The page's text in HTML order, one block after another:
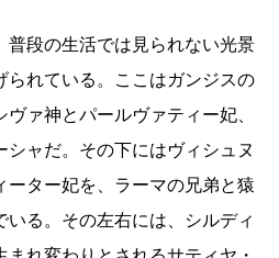
普段の生活では見られない光景
られている。ここはガンジスの
ァ神とパールヴァティー妃、
シャだ。その下にはヴィシュヌ
ーター妃を、ラーマの兄弟と猿
る。その左右には、シルディ